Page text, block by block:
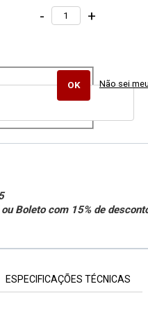
- +
Não sei
Boleto com 15% de
ESPECIFICAÇÕES TÉCNICAS